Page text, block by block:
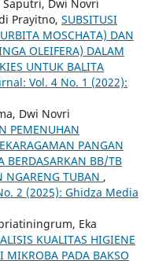
Saputri, Dwi Novri
Prayitno, SUBSITUSI
MOSCHATA) DAN
OLEIFERA) DALAM
UNTUK BALITA
Vol. 4 No. 1 (2022):
Dwi Novri
PEMENUHAN
PANGAN
BERDASARKAN BB/TB
TUBAN ,
2 (2025): Ghidza Media
Eka
KUALITAS HIGIENE
MIKROBA PADA BAKSO